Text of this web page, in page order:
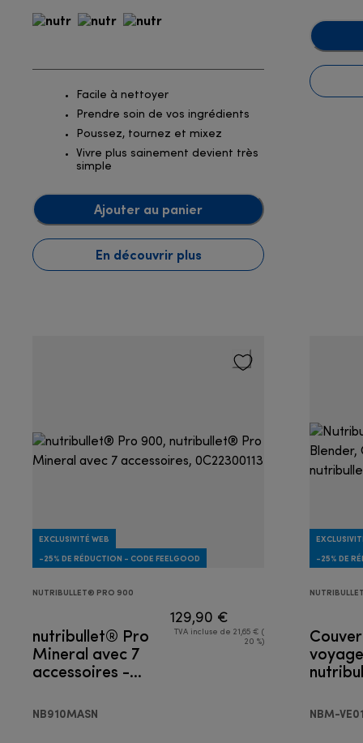
Facile à nettoyer
Prendre soin de vos ingrédients
Poussez, tournez et mixez
Vivre plus sainement devient très
simple
Ajouter au panier
En découvrir plus
EXCLUSIVITÉ WEB
-25% DE RÉDUCTION - CODE FEELGOOD
NUTRIBULLET® PRO 900
nutribullet® Pro
Mineral avec 7
accessoires -
NB910MASN
129,90 €
TVA incluse de 21,65 € (
20 %)
-25% DE
voyage
NBM-